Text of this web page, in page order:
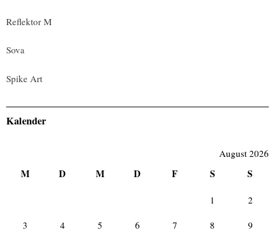
Reflektor M
Sova
Spike Art
Kalender
August 2026
M D M D F S S
1 2
3 4 5 6 7 8 9